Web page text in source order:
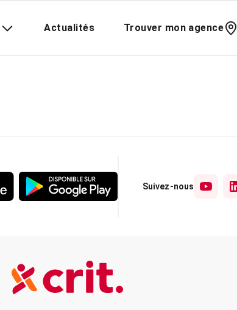
Actualités Trouver mon agence
Suivez-nous